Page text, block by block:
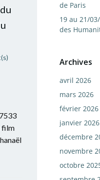
film
de Paris
19 au 21/
des
Archives
avril 2026
mars 2026
février 2026
janvier 2026
décembre
novembre
octobre